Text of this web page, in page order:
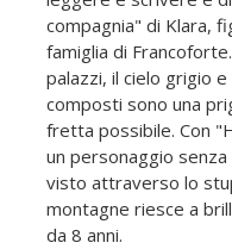
compagnia" di Klara,
famiglia di
palazzi, il cielo grigio
composti sono una
fretta possibile. Con
un personaggio
visto attraverso lo
montagne riesce a
da 8 anni.